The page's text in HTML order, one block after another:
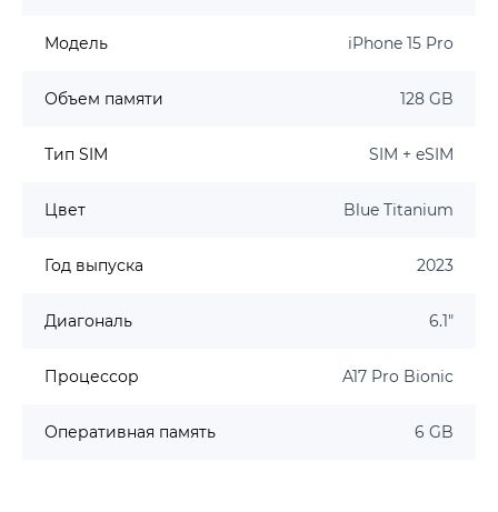
Модель iPhone 15 Pro
Объем памяти 128 GB
Тип SIM SIM + eSIM
Цвет Blue Titanium
Год выпуска 2023
Диагональ 6.1"
Процессор A17 Pro Bionic
Оперативная память 6 GB